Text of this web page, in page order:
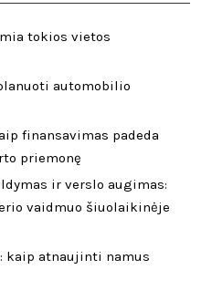
tokios vietos
automobilio
finansavimas padeda
priemonę
ir verslo augimas:
vaidmuo šiuolaikinėje
kaip atnaujinti namus